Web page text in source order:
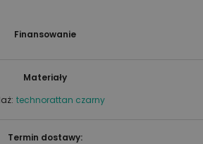
Materiały
technorattan czarny
Termin dostawy:
Finansowanie